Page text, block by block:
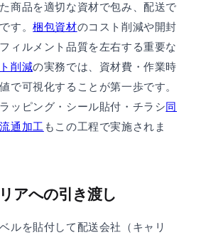
商品を適切な資材で包み、配送で
す。梱包資材のコスト削減や開封
ィルメント品質を左右する重要な
削減の実務では、資材費・作業時
で可視化することが第一歩です。
ッピング・シール貼付・チラシ同
流通加工 もこの工程で実施されま
アへの引き渡し
ルを貼付して配送会社（キャリ